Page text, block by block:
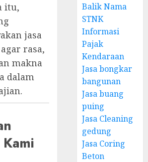
itu,
jasa
rasa,
makna
dalam
Balik Nama
STNK
Informasi
Pajak
Kendaraan
Jasa bongkar
bangunan
Jasa buang
puing
Jasa Cleaning
gedung
Jasa Coring
Beton